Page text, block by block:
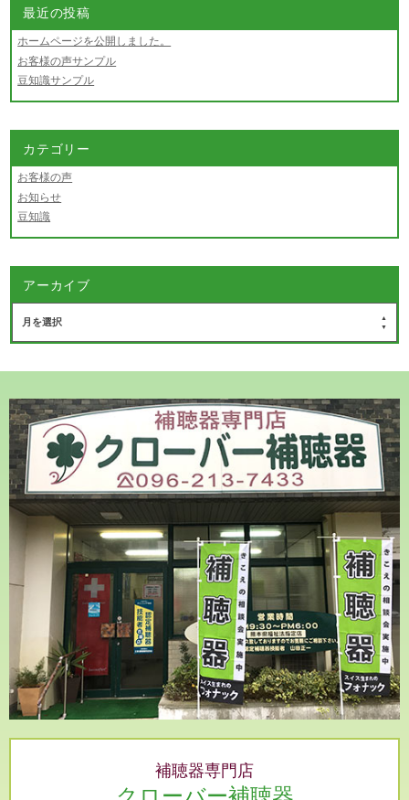
最近の投稿
ホームページを公開しました。
お客様の声サンプル
豆知識サンプル
カテゴリー
お客様の声
お知らせ
豆知識
アーカイブ
月を選択
補聴器専門店